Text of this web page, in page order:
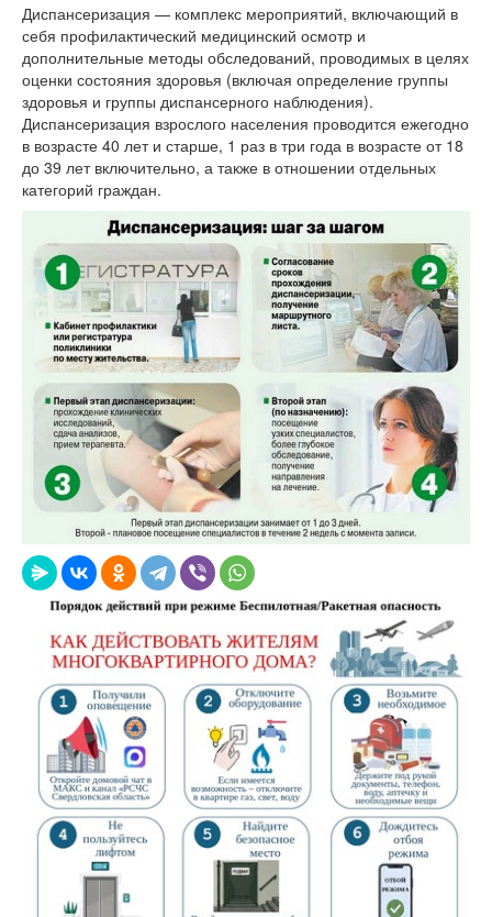
Диспансеризация — комплекс мероприятий, включающий в
себя профилактический медицинский осмотр и
дополнительные методы обследований, проводимых в целях
оценки состояния здоровья (включая определение группы
здоровья и группы диспансерного наблюдения).
Диспансеризация взрослого населения проводится ежегодно
в возрасте 40 лет и старше, 1 раз в три года в возрасте от 18
до 39 лет включительно, а также в отношении отдельных
категорий граждан.